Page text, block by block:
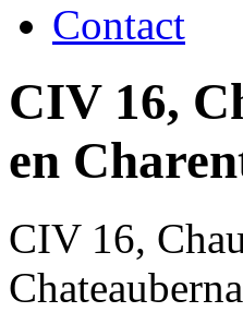
Contact
CIV 16,
en
CIV 16,